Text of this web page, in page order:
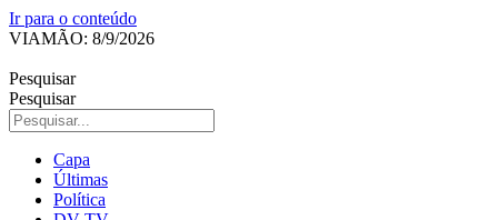
Ir para o conteúdo
VIAMÃO: 8/9/2026
Pesquisar
Pesquisar
Capa
Últimas
Política